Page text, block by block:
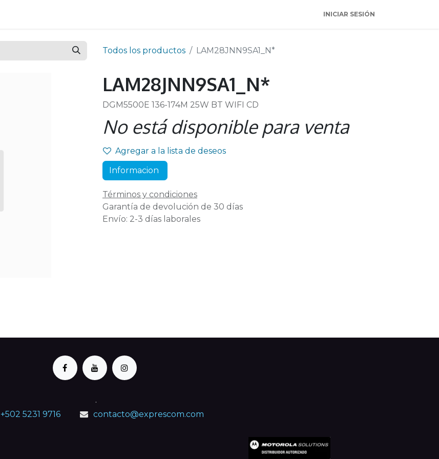
INICIAR SESIÓN
Todos los productos LAM28JNN9SA1_N*
LAM28JNN9SA1_N*
DGM5500E 136-174M 25W BT WIFI CD
No está disponible para venta
Agregar a la lista de deseos
Informacion
Términos y condiciones
Garantía de devolución de 30 días
Envío: 2-3 días laborales
.
+502 5231 9716
contacto@exprescom.com